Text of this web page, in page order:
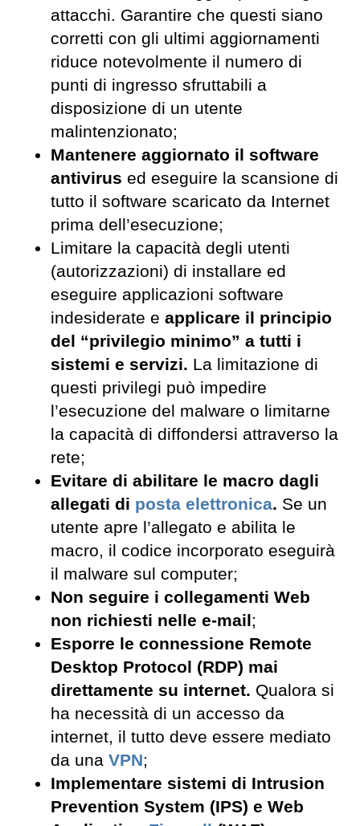
attacchi. Garantire che questi siano
corretti con gli ultimi aggiornamenti
riduce notevolmente il numero di
punti di ingresso sfruttabili a
disposizione di un utente
malintenzionato;
Mantenere aggiornato il software
antivirus ed eseguire la scansione di
tutto il software scaricato da Internet
prima dell’esecuzione;
Limitare la capacità degli utenti
(autorizzazioni) di installare ed
eseguire applicazioni software
indesiderate e applicare il principio
del “privilegio minimo” a tutti i
sistemi e servizi. La limitazione di
questi privilegi può impedire
l’esecuzione del malware o limitarne
la capacità di diffondersi attraverso la
rete;
Evitare di abilitare le macro dagli
allegati di posta elettronica. Se un
utente apre l’allegato e abilita le
macro, il codice incorporato eseguirà
il malware sul computer;
Non seguire i collegamenti Web
non richiesti nelle e-mail;
Esporre le connessione Remote
Desktop Protocol (RDP) mai
direttamente su internet. Qualora si
ha necessità di un accesso da
internet, il tutto deve essere mediato
da una VPN;
Implementare sistemi di Intrusion
Prevention System (IPS) e Web